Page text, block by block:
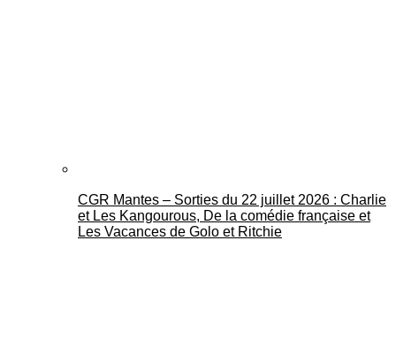
CGR Mantes – Sorties du 22 juillet 2026 : Charlie
et Les Kangourous, De la comédie française et
Les Vacances de Golo et Ritchie